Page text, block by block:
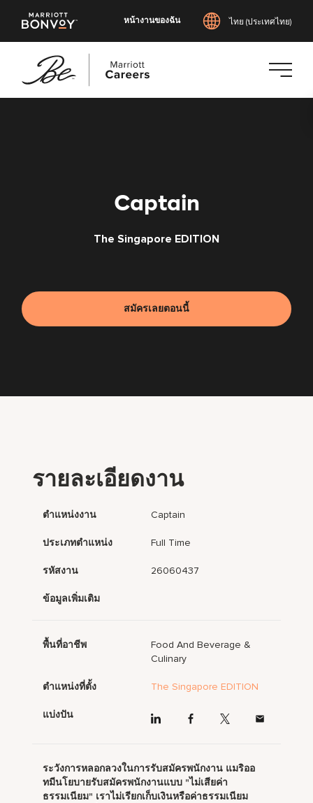
หน้างานของฉัน ไทย (ประเทศไทย)
Captain
The Singapore EDITION
สมัครเลยตอนนี้
รายละเอียดงาน
ตำแหน่งงาน Captain
ประเภทตำแหน่ง Full Time
รหัสงาน 26060437
ข้อมูลเพิ่มเติม
พื้นที่อาชีพ
Food And Beverage &
Culinary
ตำแหน่งที่ตั้ง The Singapore EDITION
แบ่งปัน
ระวังการหลอกลวงในการรับสมัครพนักงาน แมริออ
ทมีนโยบายรับสมัครพนักงานแบบ "ไม่เสียค่า
ธรรมเนียม" เราไม่เรียกเก็บเงินหรือค่าธรรมเนียม